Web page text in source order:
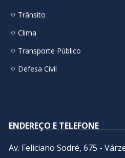
Trânsito
Clima
Transporte Público
Defesa Civil
ENDEREÇO E TELEFONE
Av. Feliciano Sodré, 675 -